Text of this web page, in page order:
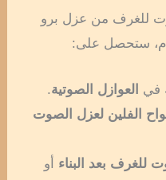
للغرف من عزل برو
ستحصل على:
في العوازل الصوتية.
الفلين لعزل الصوت
للغرف بعد البناء أو